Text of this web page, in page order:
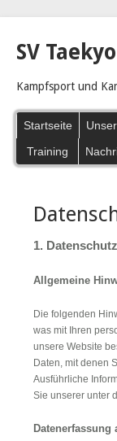
SV
Kampfsport und
Navigation
überspringen
Startseite
Training
1.
Allgemeine
Die folgenden
was mit Ihren
unsere Website
Daten, mit denen
Ausführliche
Sie unserer unter
Datenerfassung